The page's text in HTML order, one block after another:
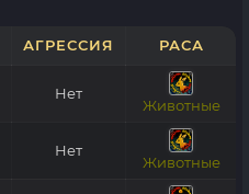
АГРЕССИЯ РАСА
Нет
Животные
Нет
Животные